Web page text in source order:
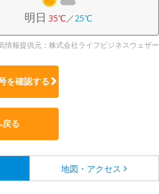
明日 35℃／25℃
情報提供元：株式会社ライフビジネスウェザー
を確認する
る
地図・アクセス